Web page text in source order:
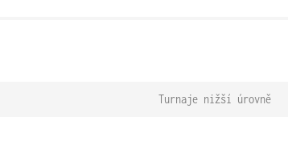
Turnaje nižší úrovně